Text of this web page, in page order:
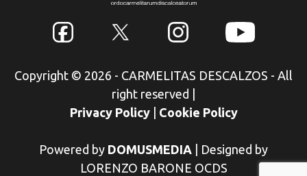
Copyright © 2026 - CARMELITAS DESCALZOS - All
right reserved
Privacy Policy
Cookie Policy
Powered by DOMUSMEDIA
Designed by
LORENZO BARONE OCDS